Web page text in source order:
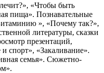
«Чтобы быть
пища». Познавательные
», «Почему так?»,
литературы, сказки
презентаций,
спорт», «Закаливание».
семья». Сюжетно-